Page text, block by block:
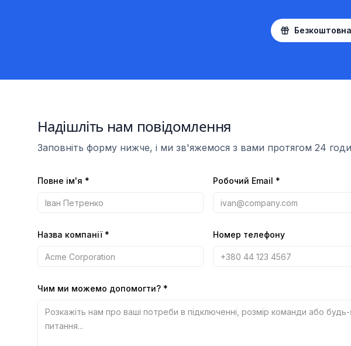
Надішліть нам повідомлення
Заповніть форму нижче, і ми зв'яжемося з вами протягом 24
Повне ім'я * Робочий Email *
Назва компанії* Номер телефону
Чим ми можемо допомогти? *